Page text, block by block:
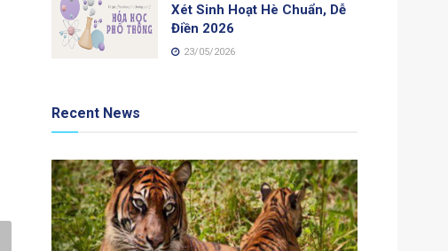
Xét Sinh Hoạt Hè Chuẩn, Dễ
Điền 2026
23/05/2026
Recent News